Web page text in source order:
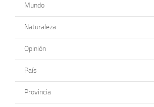
Mundo
Naturaleza
Opinión
País
Provincia